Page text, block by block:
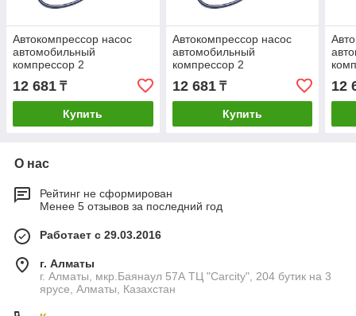
Автокомпрессор насос
автомобильный
компрессор 2
двухпоршневой циклон ks-
312
12 681 ₸
Купить
Автокомпрессор насос
автомобильный
компрессор 2
двухпоршневой циклон ks-
312
12 681₸
Купить
312
12
О нас
Рейтинг не сформирован
Менее 5 отзывов за последний год
Работает с 29.03.2016
г. Алматы
г. Алматы, мкр.Баянаул 57А ТЦ "Carcity", 204 бутик на 3
ярусе, Алматы, Казахстан